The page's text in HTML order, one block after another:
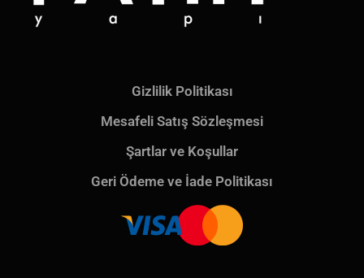
Gizlilik Politikası
Mesafeli Satış Sözleşmesi
Şartlar ve Koşullar
Geri Ödeme ve İade Politikası